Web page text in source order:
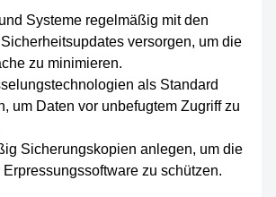
Systeme regelmäßig mit den
versorgen, um die
zu minimieren.
als Standard
um Daten vor unbefugtem Zugriff zu
Sicherungskopien anlegen, um die
Erpressungssoftware zu schützen.